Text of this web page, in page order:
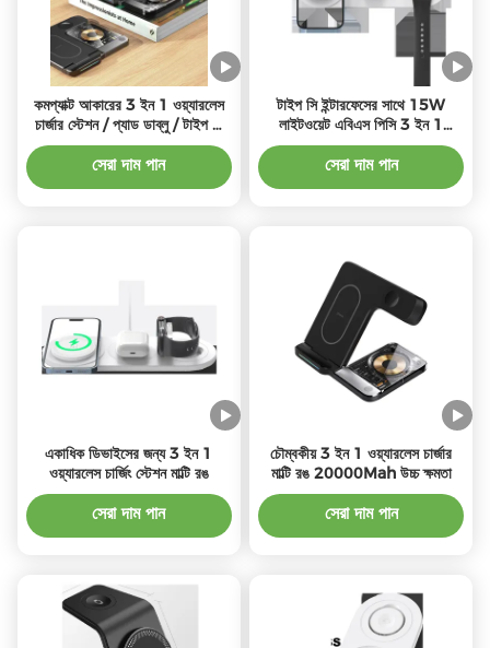
কমপ্যাক্ট আকারের 3 ইন 1 ওয়্যারলেস
চার্জার স্টেশন / প্যাড ডাব্লু / টাইপ সি
ক্যাবল
সেরা দাম পান
টাইপ সি ইন্টারফেসের সাথে 15W
লাইটওয়েট এবিএস পিসি 3 ইন 1
ওয়্যারলেস চার্জিং ডক
সেরা দাম পান
একাধিক ডিভাইসের জন্য 3 ইন 1
ওয়্যারলেস চার্জিং স্টেশন মাল্টি রঙ
সেরা দাম পান
চৌম্বকীয় 3 ইন 1 ওয়্যারলেস চার্জার
মাল্টি রঙ 20000Mah উচ্চ ক্ষমতা
সেরা দাম পান